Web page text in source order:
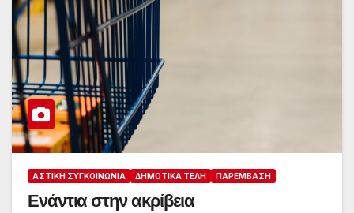
ΑΣΤΙΚΉ ΣΥΓΚΟΙΝΩΝΊΑ ΔΗΜΟΤΙΚΆ ΤΈΛΗ ΠΑΡΈΜΒΑΣΗ
Ενάντια στην ακρίβεια